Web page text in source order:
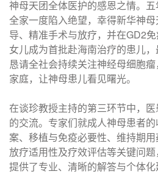
神母天团全体医护的感恩之情。
全家一度陷入绝望，幸得新华神
导、精准手术与放疗，并在GD2
女儿成为首批赴海南治疗的患儿
恳请全社会持续关注神经母细胞
家庭，让神母患儿看见曙光。
在谈珍教授主持的第三环节中，
的交流。专家们就成人神母患者
案、移植与免疫必要性、维持期
放疗适用性及疗效评估等关键问
提供了专业、清晰的解答与个体化